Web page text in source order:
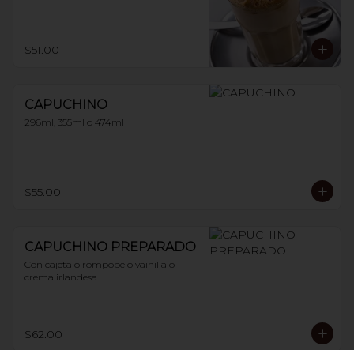
$51.00
CAPUCHINO
296ml, 355ml o 474ml
$55.00
CAPUCHINO PREPARADO
Con cajeta o rompope o vainilla o
crema irlandesa
$62.00